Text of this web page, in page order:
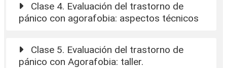
Clase 4. Evaluación del trastorno de
pánico con agorafobia: aspectos técnicos
Clase 5. Evaluación del trastorno de
pánico con Agorafobia: taller.